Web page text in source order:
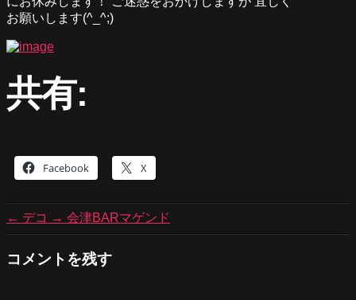
お願いします(^_^;)
共有:
Facebook X
← デコ → 会津BARマゲンド
コメントを残す